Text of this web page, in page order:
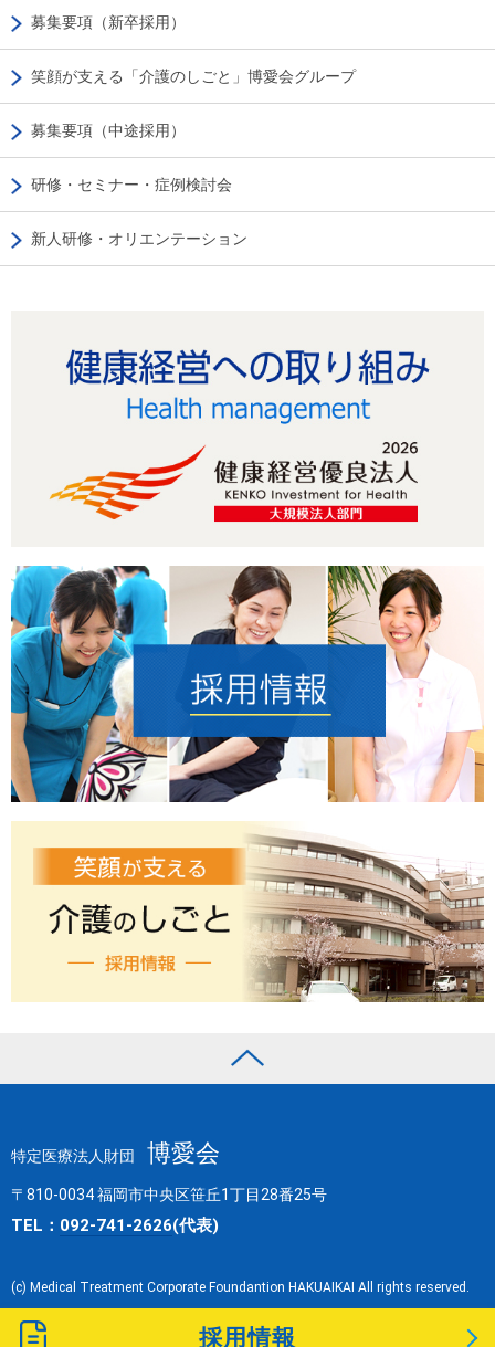
募集要項（新卒採用）
笑顔が支える「介護のしごと」博愛会グループ
募集要項（中途採用）
研修・セミナー・症例検討会
新人研修・オリエンテーション
採用情報
特定医療法人財団 博愛会
〒810-0034 福岡市中央区笹丘1丁目28番25号
TEL： 092-741-2626(代表)
(c) Medical Treatment Corporate Foundantion HAKUAIKAI All rights reserved.